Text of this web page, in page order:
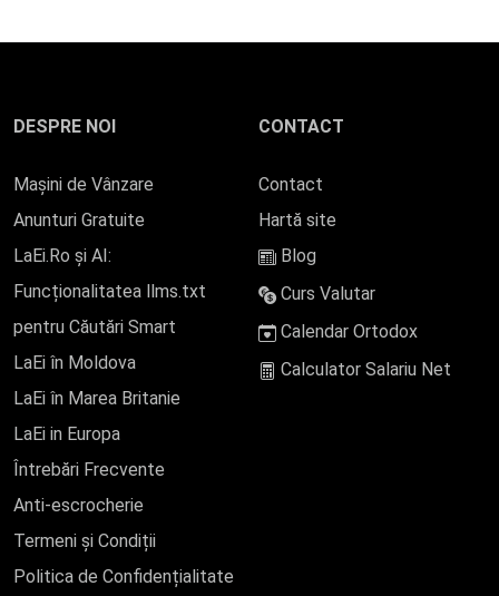
DESPRE NOI
Mașini de Vânzare
Anunturi Gratuite
LaEi.Ro și AI:
Funcționalitatea llms.txt
pentru Căutări Smart
LaEi în Moldova
LaEi în Marea Britanie
LaEi in Europa
Întrebări Frecvente
Anti-escrocherie
Termeni și Condiții
Politica de Confidențialitate
CONTACT
Contact
Hartă site
Blog
Curs Valutar
Calendar Ortodox
Calculator Salariu Net